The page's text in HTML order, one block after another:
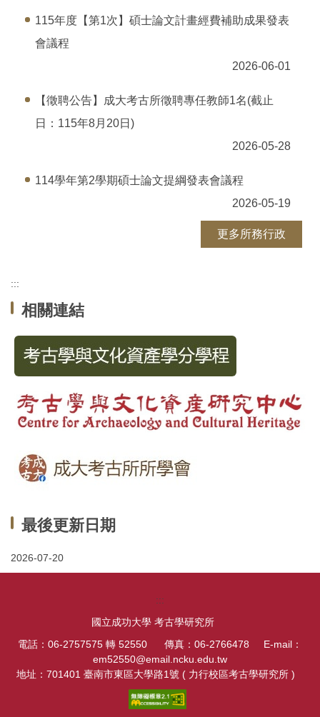
115年度【第1次】碩士論文計畫經費補助成果發表
會議程
2026-06-01
【徵聘公告】成大考古所徵聘專任教師1名(截止
日：115年8月20日)
2026-05-28
114學年第2學期碩士論文提綱發表會議程
2026-05-19
更多所務行政
:::
相關連結
最後更新日期
2026-07-20
:::
國立成功大學 考古學研究所
電話：06-2757575 轉 52550 傳真：06-2766478 E-mail：
em52550@email.ncku.edu.tw
地址：701401 臺南市東區大學路1號 ( 力行校區考古學研究所 )